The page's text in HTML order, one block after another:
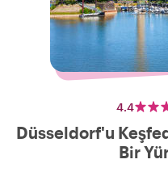
4.4
Düsseldorf'u
Bir